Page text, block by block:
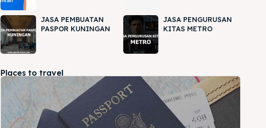
JASA PEMBUATAN
PASPOR KUNINGAN
JASA PENGURUSAN
KITAS METRO
Places to travel